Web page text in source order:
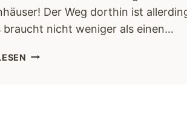
Der Weg dorthin ist
braucht nicht weniger als einen…